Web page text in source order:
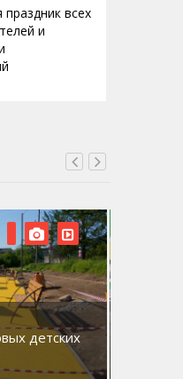
всех
и
Магадан – наш
Нагаево